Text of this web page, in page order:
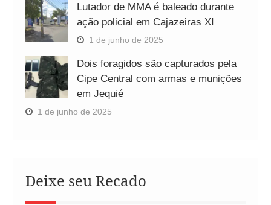
Lutador de MMA é baleado durante
ação policial em Cajazeiras XI
1 de junho de 2025
Dois foragidos são capturados pela
Cipe Central com armas e munições
em Jequié
1 de junho de 2025
Deixe seu Recado